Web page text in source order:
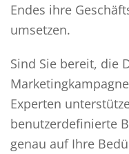
Endes ihre
umsetzen.
Sind Sie bereit, die
Experten
benutzerdefinierte
genau auf Ihre